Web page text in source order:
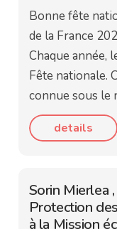
Bonne fête
de la France
Chaque année,
Fête nationale.
connue sous le
details
Sorin Mierlea
Protection
à la Mission